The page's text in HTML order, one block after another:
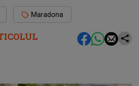
Maradona